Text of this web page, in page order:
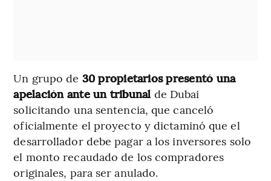
Un grupo de 30 propietarios presentó una
apelación ante un tribunalde Dubai
solicitando una sentencia, que canceló
oficialmente el proyecto y dictaminó que el
desarrollador debe pagar a los inversores solo
el monto recaudado de los compradores
originales, para ser anulado.